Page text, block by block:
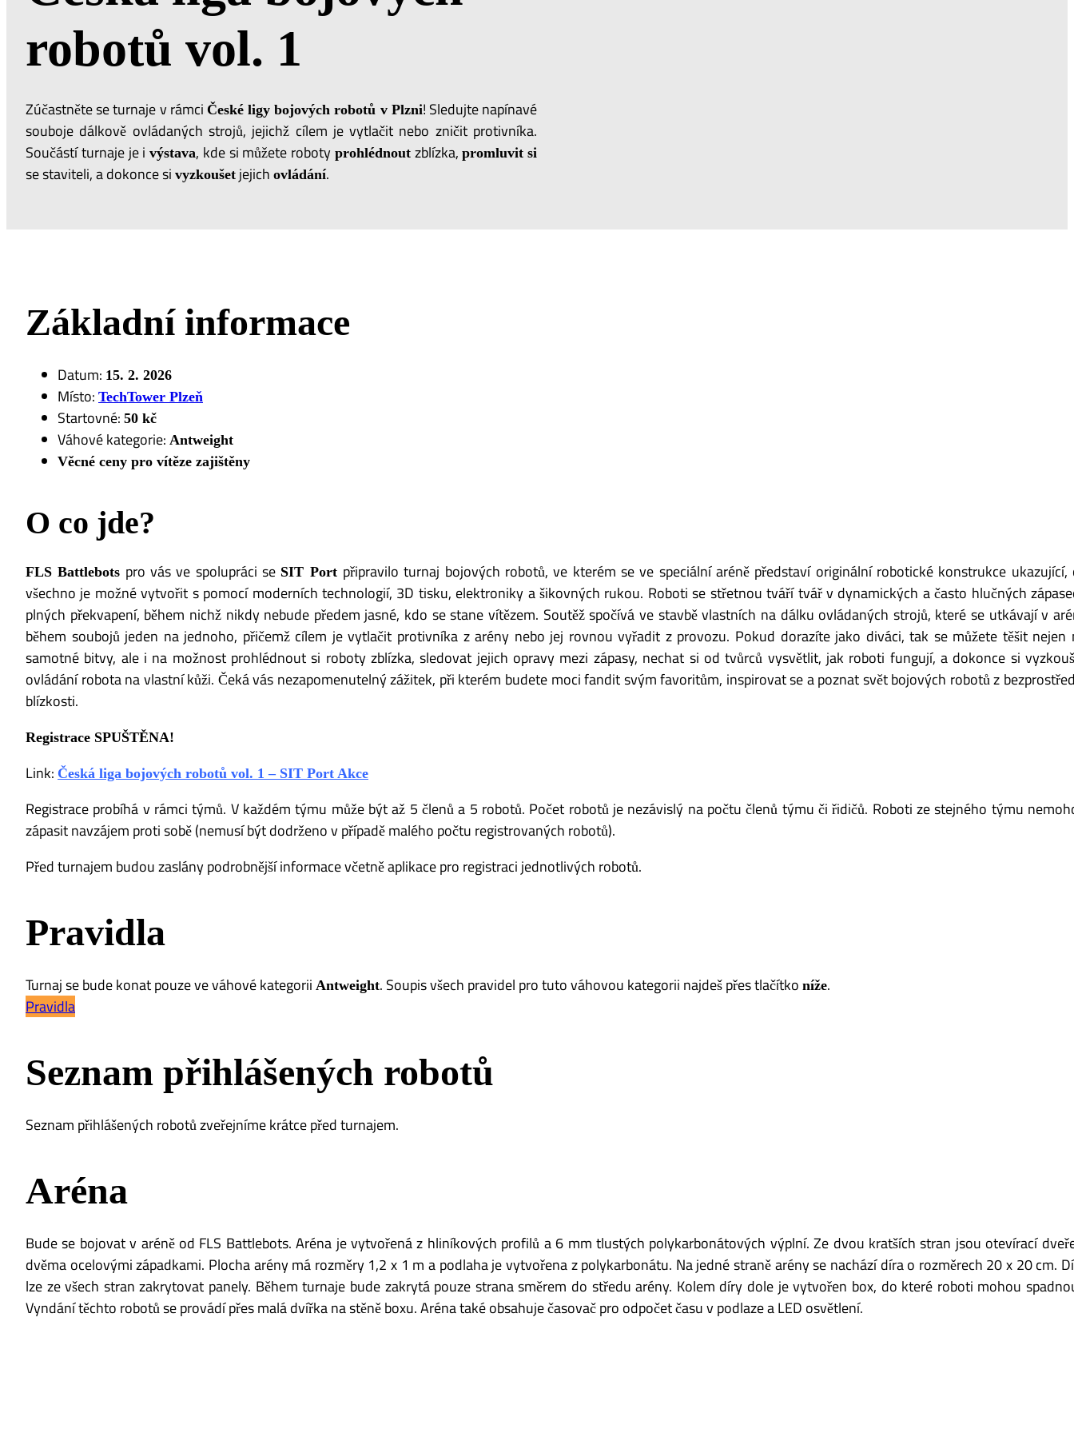
robotů vol. 1
Zúčastněte se turnaje v rámci České ligy bojových robotů v Plzni! Sledujte napínavé
souboje dálkově ovládaných strojů, jejichž cílem je vytlačit nebo zničit protivníka.
Součástí turnaje je i výstava, kde si můžete roboty prohlédnoutzblízka,promluvit si
se staviteli, a dokonce si vyzkoušet jejich ovládání.
Základní informace
Datum: 15. 2. 2026
Místo: TechTower Plzeň
Startovné: 50 kč
Váhové kategorie: Antweight
Věcné ceny pro vítěze zajištěny
O co jde?
FLS Battlebots pro vás ve spolupráci se SIT Port připravilo turnaj bojových robotů, ve kterém se ve speciální aréně představí originální robotické konstrukce ukazující,
všechno je možné vytvořit s pomocí moderních technologií, 3D tisku, elektroniky a šikovných rukou. Roboti se střetnou tváří tvář v dynamických a často hlučných
plných překvapení, během nichž nikdy nebude předem jasné, kdo se stane vítězem. Soutěž spočívá ve stavbě vlastních na dálku ovládaných strojů, které se utkávají v
během soubojů jeden na jednoho, přičemž cílem je vytlačit protivníka z arény nebo jej rovnou vyřadit z provozu. Pokud dorazíte jako diváci, tak se můžete těšit nejen
samotné bitvy, ale i na možnost prohlédnout si roboty zblízka, sledovat jejich opravy mezi zápasy, nechat si od tvůrců vysvětlit, jak roboti fungují, a dokonce si
ovládání robota na vlastní kůži. Čeká vás nezapomenutelný zážitek, při kterém budete moci fandit svým favoritům, inspirovat se a poznat svět bojových robotů z
blízkosti.
Registrace SPUŠTĚNA!
Link: Česká liga bojových robotů vol. 1 – SIT Port Akce
Registrace probíhá v rámci týmů. V každém týmu může být až 5 členů a 5 robotů. Počet robotů je nezávislý na počtu členů týmu či řidičů. Roboti ze stejného týmu
zápasit navzájem proti sobě (nemusí být dodrženo v případě malého počtu registrovaných robotů).
Před turnajem budou zaslány podrobnější informace včetně aplikace pro registraci jednotlivých robotů.
Pravidla
Turnaj se bude konat pouze ve váhové kategorii Antweight. Soupis všech pravidel pro tuto váhovou kategorii najdeš přes tlačítko níže.
Pravidla
Seznam přihlášených robotů
Seznam přihlášených robotů zveřejníme krátce před turnajem.
Aréna
Bude se bojovat v aréně od FLS Battlebots. Aréna je vytvořená z hliníkových profilů a 6 mm tlustých polykarbonátových výplní. Ze dvou kratších stran jsou otevírací
dvěma ocelovými západkami. Plocha arény má rozměry 1,2 x 1 m a podlaha je vytvořena z polykarbonátu. Na jedné straně arény se nachází díra o rozměrech 20 x 20 cm.
lze ze všech stran zakrytovat panely. Během turnaje bude zakrytá pouze strana směrem do středu arény. Kolem díry dole je vytvořen box, do které roboti mohou
Vyndání těchto robotů se provádí přes malá dvířka na stěně boxu. Aréna také obsahuje časovač pro odpočet času v podlaze a LED osvětlení.